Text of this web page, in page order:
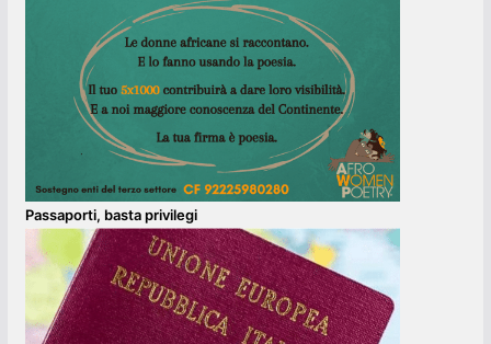
Passaporti, basta privilegi